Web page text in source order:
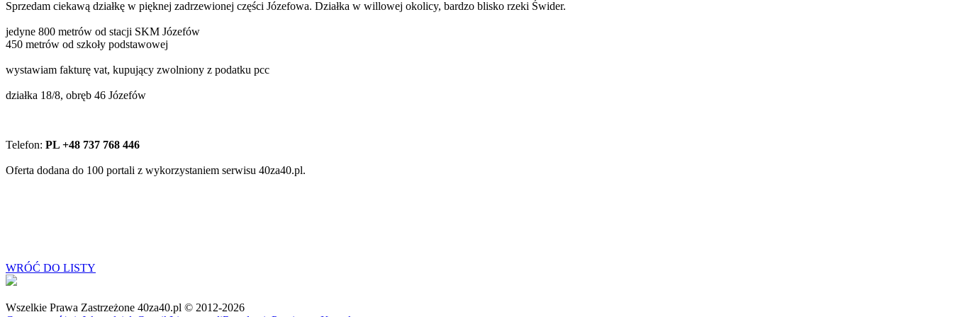
Sprzedam ciekawą działkę w pięknej zadrzewionej części Józefowa. Działka w willowej okolicy, bardzo blisko rzeki Świder.
jedyne 800 metrów od stacji SKM Józefów
450 metrów od szkoły podstawowej
wystawiam fakturę vat, kupujący zwolniony z podatku pcc
działka 18/8, obręb 46 Józefów
Telefon: PL +48 737 768 446
Oferta dodana do 100 portali z wykorzystaniem serwisu 40za40.pl.
WRÓĆ DO LISTY
Wszelkie Prawa Zastrzeżone 40za40.pl © 2012-2026